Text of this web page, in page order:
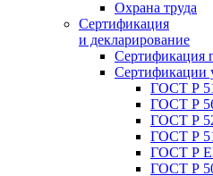
Охрана труда
Сертификация
и декларирование
Сертификация
Сертификации
ГОСТ Р
ГОСТ Р
ГОСТ Р
ГОСТ Р
ГОСТ Р
ГОСТ Р